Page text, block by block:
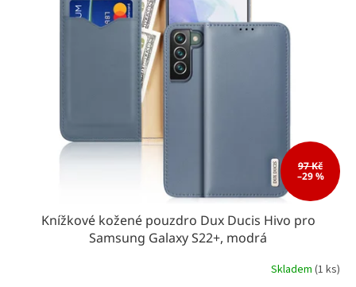
97 Kč
–29 %
Knížkové kožené pouzdro Dux Ducis Hivo pro
Samsung Galaxy S22+, modrá
Skladem (1 ks)